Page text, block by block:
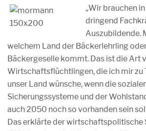
„Wir brauchen
dringend
Auszubildende.
welchem Land der Bäckerlehrling
Bäckergeselle kommt. Das ist die Art
Wirtschaftsflüchtlingen, die ich mir zu
unser Land wünsche, wenn die
Sicherungssysteme und der
auch 2050 noch so vorhanden sein
Das erklärte der wirtschaftspolitische